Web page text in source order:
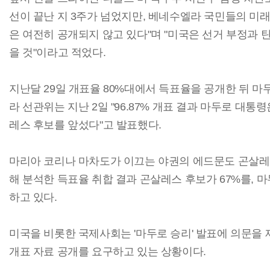
선이 끝난 지 3주가 넘었지만, 베네수엘라 국민들의 미
은 여전히 공개되지 않고 있다"며 "미국은 선거 부정과
을 것"이라고 적었다.
지난달 29일 개표율 80%대에서 득표율을 공개한 뒤 마
라 선관위는 지난 2일 "96.87% 개표 결과 마두로 대통
레스 후보를 앞섰다"고 발표했다.
마리아 코리나 마차도가 이끄는 야권의 에드문도 곤살
해 분석한 득표율 취합 결과 곤살레스 후보가 67%를,
하고 있다.
미국을 비롯한 국제사회는 '마두로 승리' 발표에 의문을
개표 자료 공개를 요구하고 있는 상황이다.